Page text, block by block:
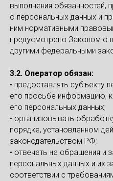
выполнения обязанностей,
о персональных данных и
ним нормативными
предусмотрено Законом о
другими федеральными
3.2. Оператор обязан:
• предоставлять субъекту
его просьбе информацию,
его персональных данных;
• организовывать
порядке, установленном
законодательством РФ;
• отвечать на обращения и
персональных данных и их
соответствии с